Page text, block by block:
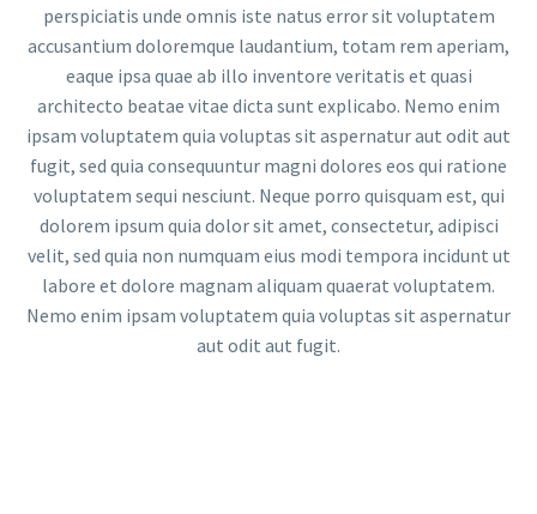
perspiciatis unde omnis iste natus error sit voluptatem
accusantium doloremque laudantium, totam rem aperiam,
eaque ipsa quae ab illo inventore veritatis et quasi
architecto beatae vitae dicta sunt explicabo. Nemo enim
ipsam voluptatem quia voluptas sit aspernatur aut odit aut
fugit, sed quia consequuntur magni dolores eos qui ratione
voluptatem sequi nesciunt. Neque porro quisquam est, qui
dolorem ipsum quia dolor sit amet, consectetur, adipisci
velit, sed quia non numquam eius modi tempora incidunt ut
labore et dolore magnam aliquam quaerat voluptatem.
Nemo enim ipsam voluptatem quia voluptas sit aspernatur
aut odit aut fugit.